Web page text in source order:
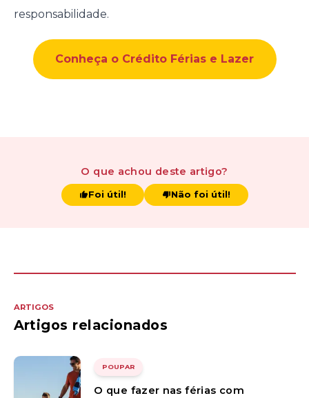
responsabilidade.
Conheça o Crédito Férias e Lazer
O que achou deste artigo?
Foi útil! Não foi útil!
ARTIGOS
Artigos relacionados
POUPAR
O que fazer nas férias com